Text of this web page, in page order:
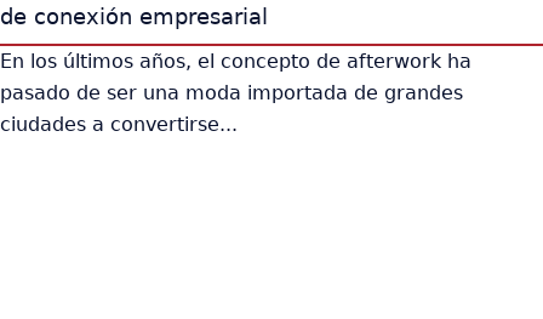
de conexión empresarial
En los últimos años, el concepto de afterwork ha
pasado de ser una moda importada de grandes
ciudades a convertirse...